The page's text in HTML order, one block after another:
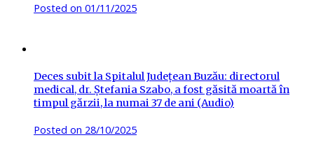
Posted on 01/11/2025
Deces subit la Spitalul Județean Buzău: directorul
medical, dr. Ștefania Szabo, a fost găsită moartă în
timpul gărzii, la numai 37 de ani (Audio)
Posted on 28/10/2025